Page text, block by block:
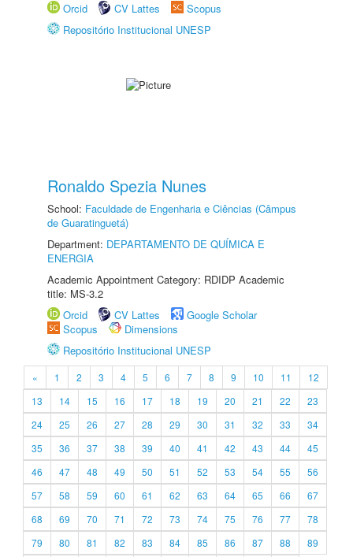
Orcid
CV Lattes
Scopus
Repositório Institucional UNESP
Ronaldo Spezia Nunes
School: Faculdade de Engenharia e Ciências (Câmpus
de Guaratinguetá)
Department: DEPARTAMENTO DE QUÍMICA E
ENERGIA
Academic Appointment Category: RDIDP Academic
title: MS-3.2
Orcid
CV Lattes
Google Scholar
Scopus
Dimensions
Repositório Institucional UNESP
« 1 2 3 4 5 6 7 8 9 10 11
12
13
14 15 16 17 18 19 20 21 22
23
24
25 26 27 28 29 30 31 32 33
34
35
36 37 38 39 40 41 42 43 44
45
46
47 48 49 50 51 52 53 54 55
56
57
58 59 60 61 62 63 64 65 66
67
68
69 70 71 72 73 74 75 76 77
78
79
80 81 82 83 84 85 86 87 88
89